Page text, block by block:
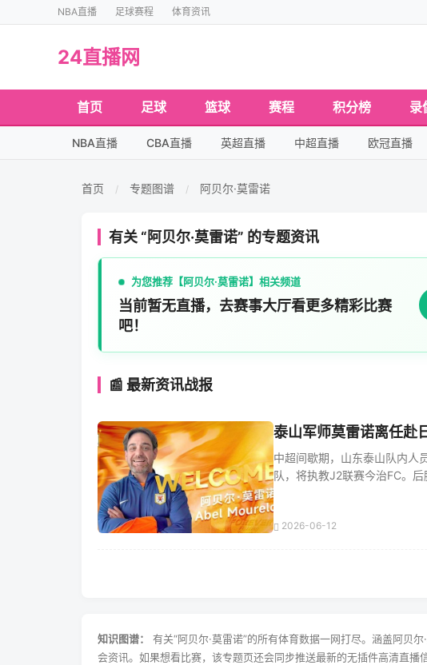
NBA直播 足球赛程 体育资讯
24直播网
首页 足球 篮球 赛程 积分榜 录
NBA直播 CBA直播 英超直播 中超直播 欧冠直播
首页 / 专题图谱 / 阿贝尔·莫雷诺
有关 “阿贝尔·莫雷诺” 的专题资讯
为您推荐【阿贝尔·莫雷诺】相关频道
当前暂无直播，去赛事大厅看更多精彩比赛
吧！
📰 最新资讯战报
泰山军师莫雷诺离任赴
中超间歇期，山东泰山队内人
队，将执教J2联赛今治FC。
2026-06-12
知识图谱：
有关“阿贝尔·莫雷诺”的所有体育数据一网打尽。涵盖阿贝
会资讯。如果想看比赛，该专题页还会同步推送最新的无插件高清直播